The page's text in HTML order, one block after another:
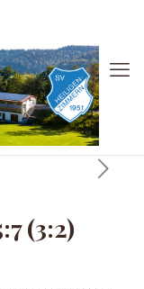
(3:2)